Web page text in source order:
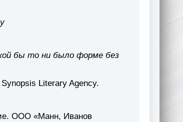
бы то ни было форме без
Literary Agency.
ООО «Манн, Иванов